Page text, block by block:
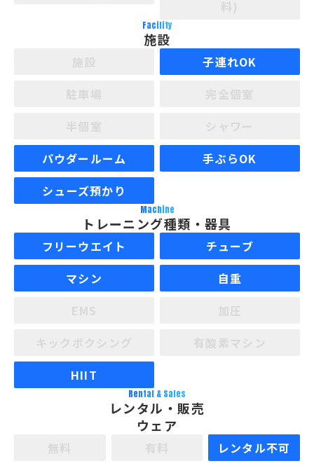
Facility
施設
子連れOK
パウダールーム
手ぶらOK
シューズ預かり
Machine
トレーニング種類・器具
フリーウエイト
チューブ
マシン
自重
HIIT
Rental & Sales
レンタル・販売
ウェア
レンタル不可